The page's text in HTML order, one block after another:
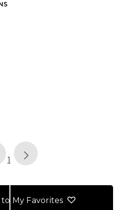
page
1 of 1, currently selected
My Favorites